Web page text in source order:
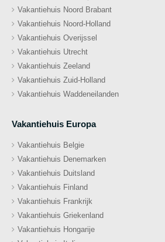
Vakantiehuis Noord Brabant
Vakantiehuis Noord-Holland
Vakantiehuis Overijssel
Vakantiehuis Utrecht
Vakantiehuis Zeeland
Vakantiehuis Zuid-Holland
Vakantiehuis Waddeneilanden
Vakantiehuis Europa
Vakantiehuis Belgie
Vakantiehuis Denemarken
Vakantiehuis Duitsland
Vakantiehuis Finland
Vakantiehuis Frankrijk
Vakantiehuis Griekenland
Vakantiehuis Hongarije